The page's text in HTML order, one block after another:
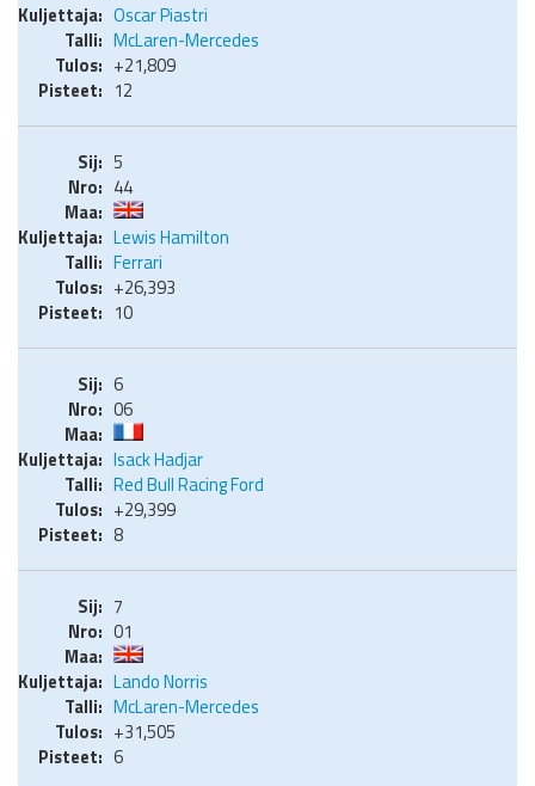
Oscar Piastri
McLaren-Mercedes
+21,809
12
5
44
Lewis Hamilton
Ferrari
+26,393
10
6
06
Isack Hadjar
Red Bull Racing Ford
+29,399
8
7
01
Lando Norris
McLaren-Mercedes
+31,505
6